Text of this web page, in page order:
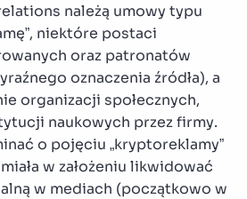
należą umowy typu
niektóre postaci
oraz patronatów
oznaczenia źródła), a
organizacji społecznych,
naukowych przez firmy.
o pojęciu „kryptoreklamy”
w założeniu likwidować
w mediach (początkowo w